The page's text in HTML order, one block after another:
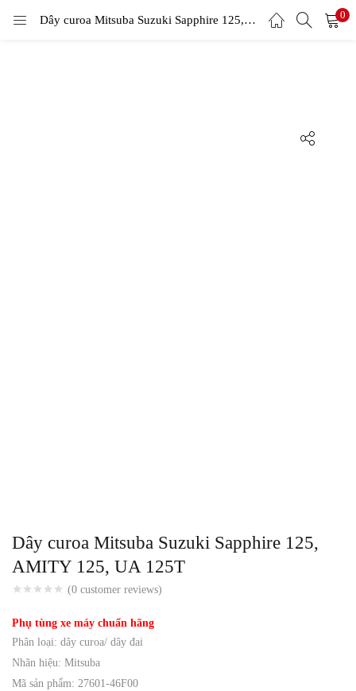
Dây curoa Mitsuba Suzuki Sapphire 125, AMITY 125, UA 125T 0
Dây curoa Mitsuba Suzuki Sapphire 125,
AMITY 125, UA 125T
(0 customer reviews)
Phụ tùng xe máy chuẩn hãng
Phân loại: dây curoa/ dây đai
Nhãn hiệu: Mitsuba
Mã sản phẩm: 27601-46F00
LOGIN